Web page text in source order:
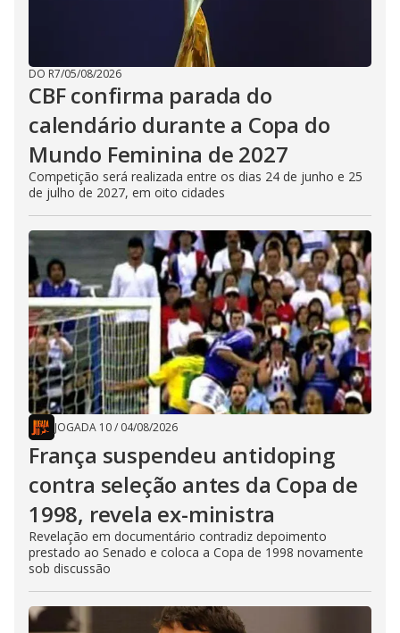
DO R7/05/08/2026
CBF confirma parada do
calendário durante a Copa do
Mundo Feminina de 2027
Competição será realizada entre os dias 24 de junho e 25
de julho de 2027, em oito cidades
JOGADA 10/ 04/08/2026
França suspendeu antidoping
contra seleção antes da Copa de
1998, revela ex-ministra
Revelação em documentário contradiz depoimento
prestado ao Senado e coloca a Copa de 1998 novamente
sob discussão